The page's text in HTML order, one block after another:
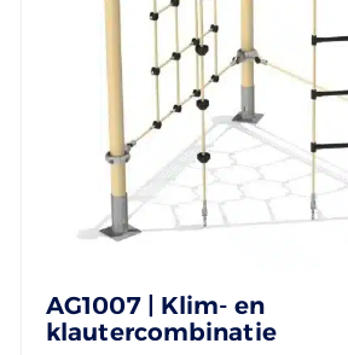
AG1007 | Klim- en
klautercombinatie